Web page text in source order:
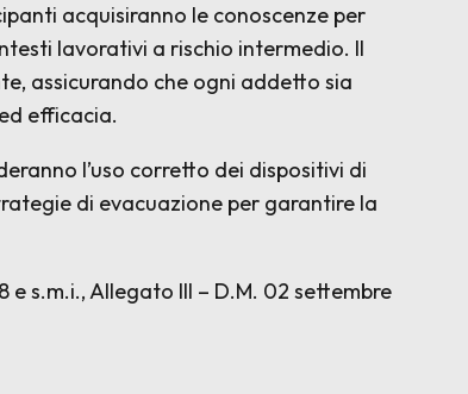
acquisiranno le conoscenze per
lavorativi a rischio intermedio. Il
assicurando che ogni addetto sia
efficacia.
l’uso corretto dei dispositivi di
di evacuazione per garantire la
e s.m.i., Allegato III – D.M. 02 settembre